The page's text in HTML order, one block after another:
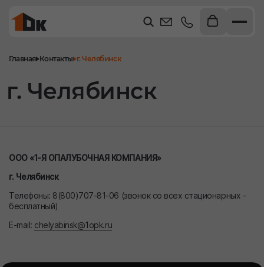
г. Челябинск
Главная Контакты г. Челябинск
ООО «1-Я ОПАЛУБОЧНАЯ КОМПАНИЯ»
г. Челябинск
Телефоны: 8(800)707-81-06 (звонок со всех стационарных -
бесплатный)
E-mail: chelyabinsk@1opk.ru